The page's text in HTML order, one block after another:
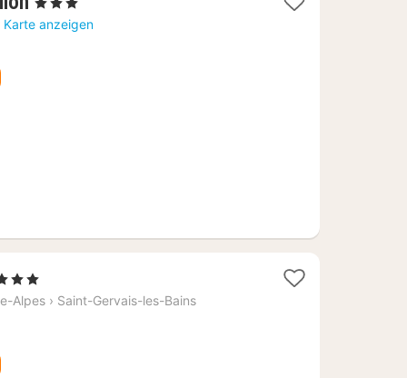
Nacht
Karte anzeigen
€
Sterne
Alpes › Saint-Gervais-les-Bains